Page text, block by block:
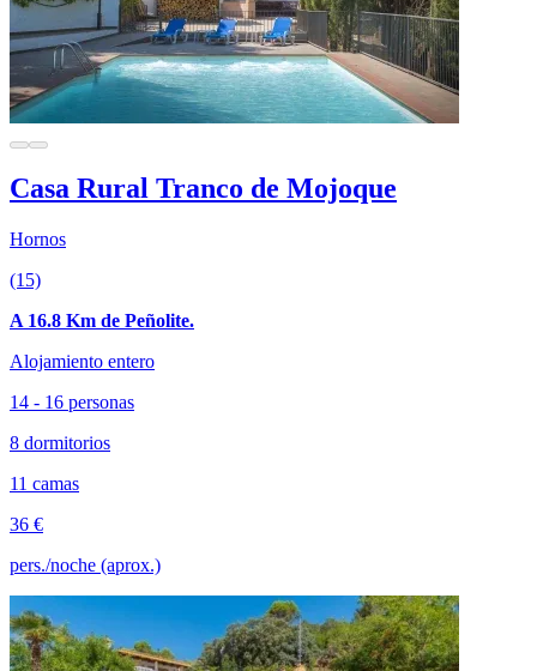
Casa Rural Tranco de Mojoque
Hornos
(15)
A 16.8 Km de Peñolite.
Alojamiento entero
14 - 16 personas
8 dormitorios
11 camas
36 €
pers./noche (aprox.)